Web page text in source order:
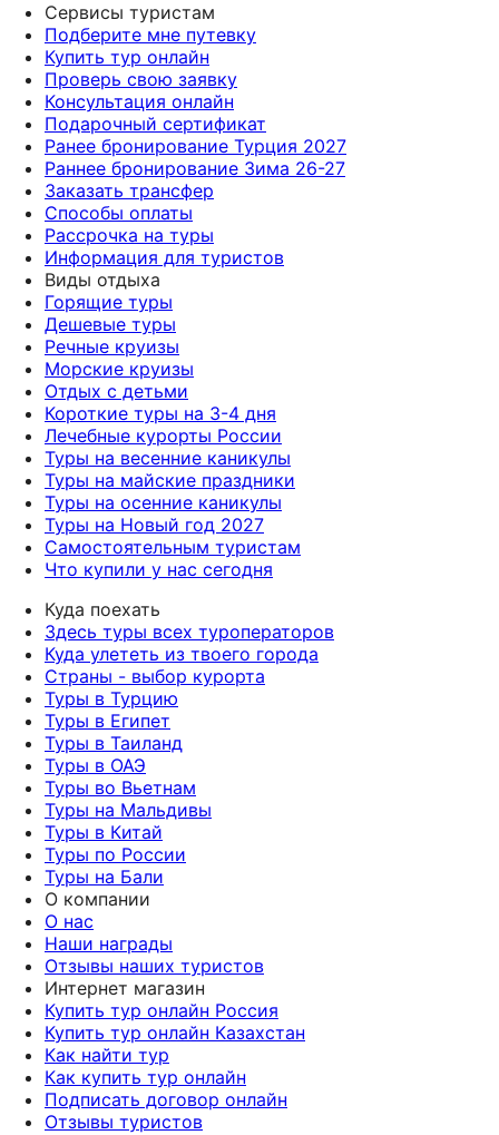
Сервисы туристам
Подберите мне путевку
Купить тур онлайн
Проверь свою заявку
Консультация онлайн
Подарочный сертификат
Ранее бронирование Турция 2027
Раннее бронирование Зима 26-27
Заказать трансфер
Способы оплаты
Рассрочка на туры
Информация для туристов
Виды отдыха
Горящие туры
Дешевые туры
Речные круизы
Морские круизы
Отдых с детьми
Короткие туры на 3-4 дня
Лечебные курорты России
Туры на весенние каникулы
Туры на майские праздники
Туры на осенние каникулы
Туры на Новый год 2027
Самостоятельным туристам
Что купили у нас сегодня
Куда поехать
Здесь туры всех туроператоров
Куда улететь из твоего города
Страны - выбор курорта
Туры в Турцию
Туры в Египет
Туры в Таиланд
Туры в ОАЭ
Туры во Вьетнам
Туры на Мальдивы
Туры в Китай
Туры по России
Туры на Бали
О компании
О нас
Наши награды
Отзывы наших туристов
Интернет магазин
Купить тур онлайн Россия
Купить тур онлайн Казахстан
Как найти тур
Как купить тур онлайн
Подписать договор онлайн
Отзывы туристов